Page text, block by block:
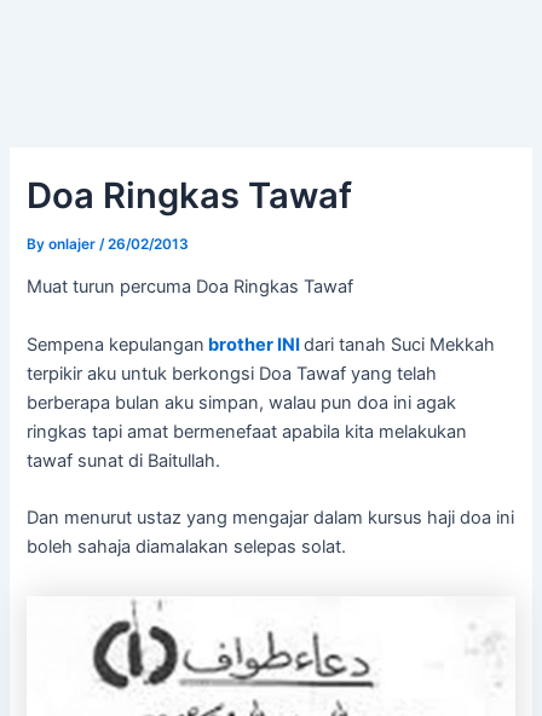
Doa Ringkas Tawaf
Byonlajer /26/02/2013
Muat turun percuma Doa Ringkas Tawaf
Sempena kepulangan brother INIdari tanah Suci Mekkah
terpikir aku untuk berkongsi Doa Tawaf yang telah
berberapa bulan aku simpan, walau pun doa ini agak
ringkas tapi amat bermenefaat apabila kita melakukan
tawaf sunat di Baitullah.
Dan menurut ustaz yang mengajar dalam kursus haji doa ini
boleh sahaja diamalakan selepas solat.